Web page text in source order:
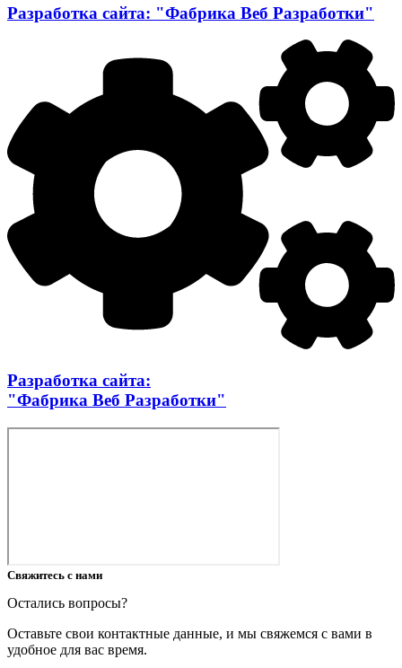
Разработка сайта: "Фабрика Веб Разработки"
Разработка сайта:
"Фабрика Веб Разработки"
Свяжитесь с нами
Остались вопросы?
Оставьте свои контактные данные, и мы свяжемся с вами в
удобное для вас время.